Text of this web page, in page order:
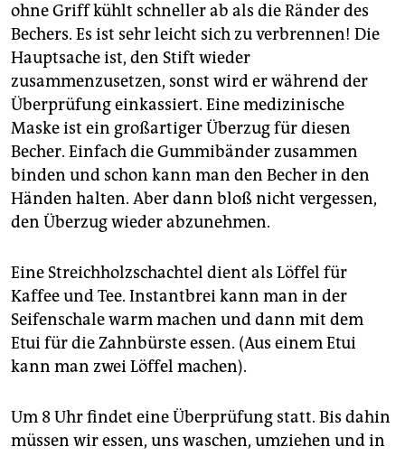
ohne Griff kühlt schneller ab als die Ränder des
Bechers. Es ist sehr leicht sich zu verbrennen! Die
Hauptsache ist, den Stift wieder
zusammenzusetzen, sonst wird er während der
Überprüfung einkassiert. Eine medizinische
Maske ist ein großartiger Überzug für diesen
Becher. Einfach die Gummibänder zusammen
binden und schon kann man den Becher in den
Händen halten. Aber dann bloß nicht vergessen,
den Überzug wieder abzunehmen.
Eine Streichholzschachtel dient als Löffel für
Kaffee und Tee. Instantbrei kann man in der
Seifenschale warm machen und dann mit dem
Etui für die Zahnbürste essen. (Aus einem Etui
kann man zwei Löffel machen).
Um 8 Uhr findet eine Überprüfung statt. Bis dahin
müssen wir essen, uns waschen, umziehen und in